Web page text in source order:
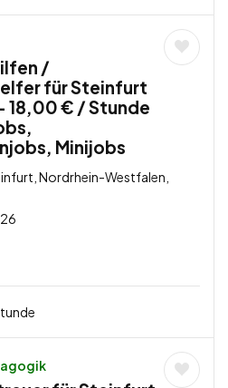
/
für Steinfurt
18,00 € / Stunde
Minijobs
Nordrhein-Westfalen,